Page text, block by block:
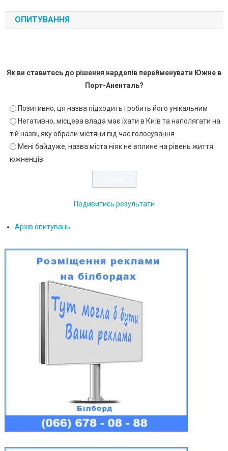
ОПИТУВАННЯ
Як ви ставитесь до рішення нардепів перейменувати Южне в
Порт-Аненталь?
Позитивно, ця назва підходить і робить його унікальним
Негативно, місцева влада має їхати в Київ та наполягати на
тій назві, яку обрали містяни під час голосування
Мені байдуже, назва міста ніяк не вплине на рівень життя
южненців
Подивитись результати
Архів опитувань